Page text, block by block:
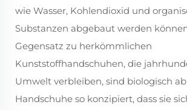
wie Wasser, Kohlendioxid und
Substanzen abgebaut werden
Gegensatz zu herkömmlichen
Kunststoffhandschuhen, die
Umwelt verbleiben, sind biologisch
Handschuhe so konzipiert, dass sie